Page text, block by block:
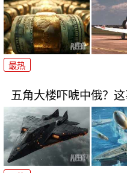
最热
五角大楼吓唬中俄？